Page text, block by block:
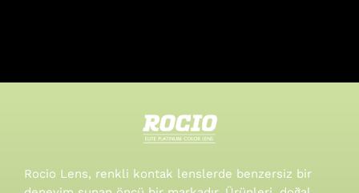
Rocio Lens, renkli kontak lenslerde benzersiz bir